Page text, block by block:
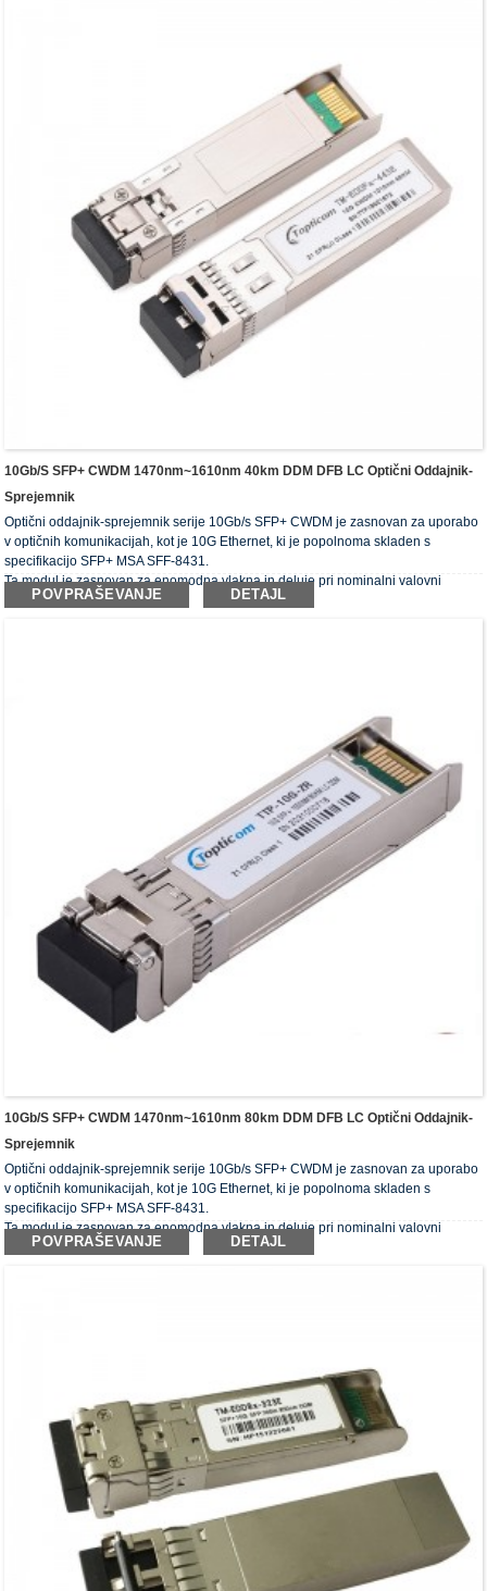
10Gb/s SFP+ CWDM 1470nm~1610nm 40km DDM DFB LC Optični Oddajnik-
Sprejemnik
Optični oddajnik-sprejemnik serije 10Gb/s SFP+ CWDM je zasnovan za uporabo
v optičnih komunikacijah, kot je 10G Ethernet, ki je popolnoma skladen s
specifikacijo SFP+ MSA SFF-8431.
Ta modul je zasnovan za enomodna vlakna in deluje pri nominalni valovni
dolžini valovne dolžine CWDM.
POVPRAŠEVANJE DETAJL
10Gb/s SFP+ CWDM 1470nm~1610nm 80km DDM DFB LC Optični Oddajnik-
Sprejemnik
Optični oddajnik-sprejemnik serije 10Gb/s SFP+ CWDM je zasnovan za uporabo
v optičnih komunikacijah, kot je 10G Ethernet, ki je popolnoma skladen s
specifikacijo SFP+ MSA SFF-8431.
Ta modul je zasnovan za enomodna vlakna in deluje pri nominalni valovni
dolžini valovne dolžine CWDM.
POVPRAŠEVANJE DETAJL